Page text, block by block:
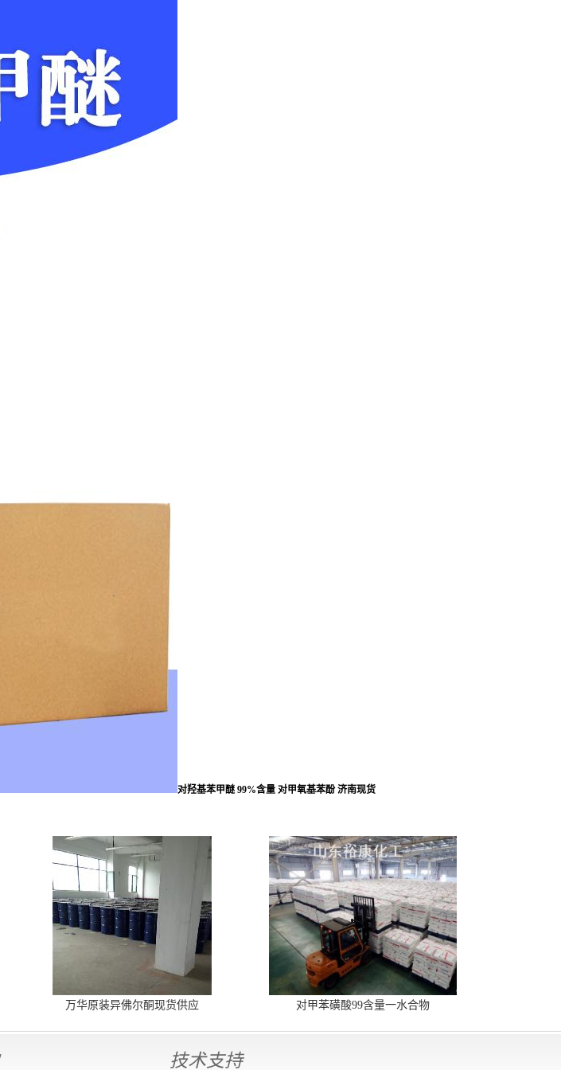
对羟基苯甲醚 99%含量 对甲氧基苯酚 济南现货
万华原装异佛尔酮现货供应 对甲苯磺酸99含量一水合物
技术支持